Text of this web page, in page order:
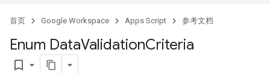
首页 Google Workspace Apps Script 参考文档
Enum DataValidationCriteria
bookmark_border